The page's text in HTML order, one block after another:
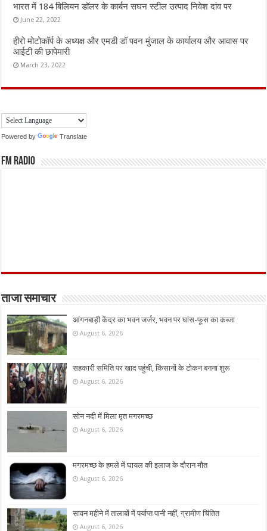
भारत में 184 बिलियन डॉलर के कार्बन सघन स्टील उत्पाद निवेश दांव पर
June 22, 2022
हीरो मोटोकॉर्प के अध्यक्ष और एमडी डॉ पवन मुंजाल के कार्यालय और आवास पर
आईटी की छापेमारी
March 23, 2022
Powered by Translate
FM Radio
ताजा समाचार
आंगनबाड़ी केंद्र का भवन जर्जर, भवन पर घांस-फूस का कब्जा
August 6, 2026
सहकारी समिति पर खाद पहुंची, किसानों के टोकन बनना शुरू
August 6, 2026
सोन नदी में मिला मृत मगरमच्छ
August 6, 2026
मगरमच्छ के हमले में घायल की इलाज के दौरान मौत
August 6, 2026
सावन महीने में तालाबों में पर्याप्त पानी नहीं, ग्रामीण चिंतित
August 6, 2026